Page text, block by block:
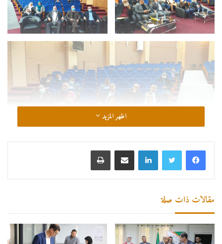
الأستاذ الدكتور لخلف عثمان
المركز الجامعي مرسلي عبد الله تيبازة
اظهر المزيد
لينكدإن مشاركة عبر البريد طباعة
مقالات ذات صلة